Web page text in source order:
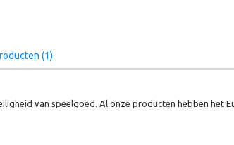
(1)
van speelgoed. Al onze producten hebben het